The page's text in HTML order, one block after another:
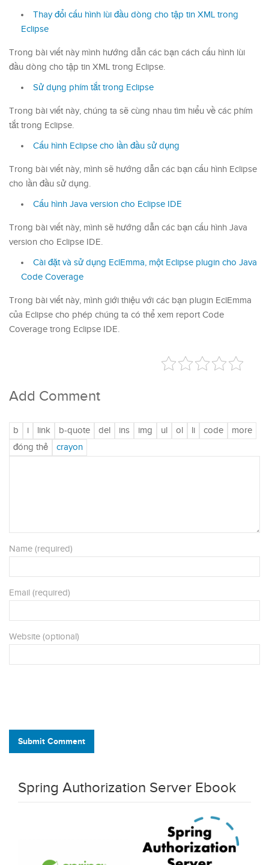
Thay đổi cấu hình lùi đầu dòng cho tập tin XML trong
Eclipse
Trong bài viết này mình hướng dẫn các bạn cách cấu hình lùi
đầu dòng cho tập tin XML trong Eclipse.
Sử dụng phím tắt trong Eclipse
Trong bài viết này, chúng ta sẽ cùng nhau tìm hiểu về các phím
tắt trong Eclipse.
Cấu hình Eclipse cho lần đầu sử dụng
Trong bài viết này, mình sẽ hướng dẫn các bạn cấu hình Eclipse
cho lần đầu sử dụng.
Cấu hình Java version cho Eclipse IDE
Trong bài viết này, mình sẽ hướng dẫn các bạn cấu hình Java
version cho Eclipse IDE.
Cài đặt và sử dụng EclEmma, một Eclipse plugin cho Java
Code Coverage
Trong bài viết này, mình giới thiệu với các bạn plugin EclEmma
của Eclipse cho phép chúng ta có thể xem report Code
Coverage trong Eclipse IDE.
Add Comment
Name (required)
Email (required)
Website (optional)
Submit Comment
Spring Authorization Server Ebook